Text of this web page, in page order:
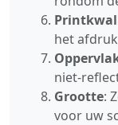
het
Grootte:
voor uw